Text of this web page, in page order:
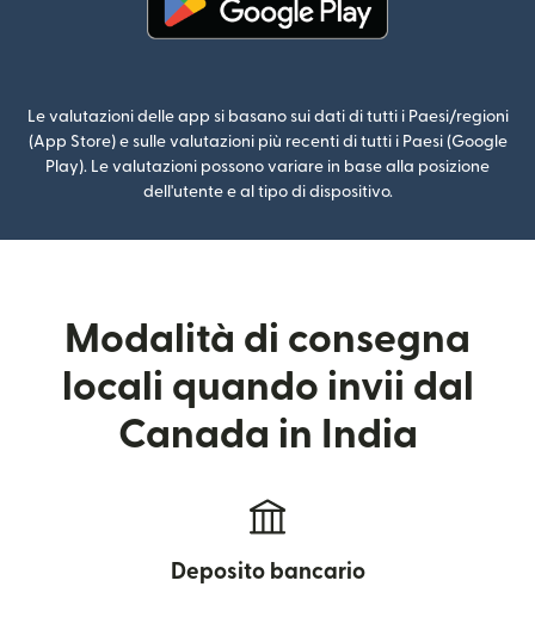
Le valutazioni delle app si basano sui dati di tutti i Paesi/regioni
(App Store) e sulle valutazioni più recenti di tutti i Paesi (Google
Play). Le valutazioni possono variare in base alla posizione
dell'utente e al tipo di dispositivo.
Modalità di consegna
locali quando invii dal
Canada in India
Deposito bancario